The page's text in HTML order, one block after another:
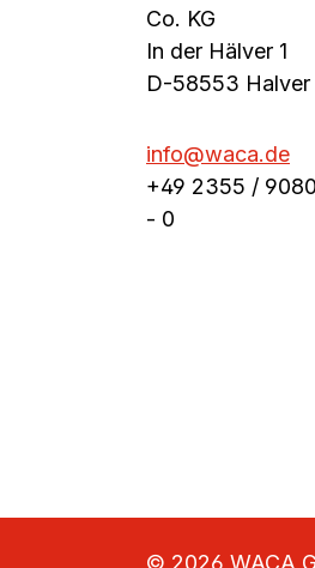
Co. KG
In der Hälver 1
D-58553 Halver
info@waca.de
+49 2355 / 9080
- 0
© 2026 WACA